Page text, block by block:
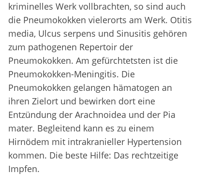
kriminelles Werk vollbrachten, so sind auch
die Pneumokokken vielerorts am Werk. Otitis
media, Ulcus serpens und Sinusitis gehören
zum pathogenen Repertoir der
Pneumokokken. Am gefürchtetsten ist die
Pneumokokken-Meningitis. Die
Pneumokokken gelangen hämatogen an
ihren Zielort und bewirken dort eine
Entzündung der Arachnoidea und der Pia
mater. Begleitend kann es zu einem
Hirnödem mit intrakranieller Hypertension
kommen. Die beste Hilfe: Das rechtzeitige
Impfen.